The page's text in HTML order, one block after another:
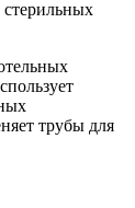
стерильных
трубы для